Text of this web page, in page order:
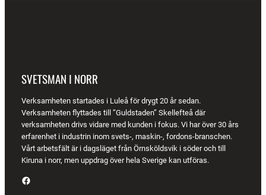
SVETSMAN I NORR
Verksamheten startades i Luleå för drygt 20 år sedan.
Verksamheten flyttades till ”Guldstaden” Skellefteå där
verksamheten drivs vidare med kunden i fokus. Vi har över 30 års
erfarenhet i industrin inom svets-, maskin-, fordons-branschen.
Vårt arbetsfält är i dagsläget från Örnsköldsvik i söder och till
Kiruna i norr, men uppdrag över hela Sverige kan utföras.
Facebook